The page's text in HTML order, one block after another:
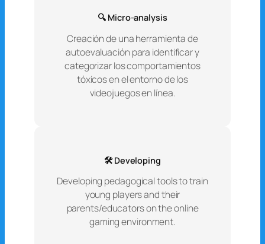
🔍 Micro-analysis
Creación de una herramienta de
autoevaluación para identificar y
categorizar los comportamientos
tóxicos en el entorno de los
videojuegos en línea.
🛠️ Developing
Developing pedagogical tools to train
young players and their
parents/educators on the online
gaming environment.